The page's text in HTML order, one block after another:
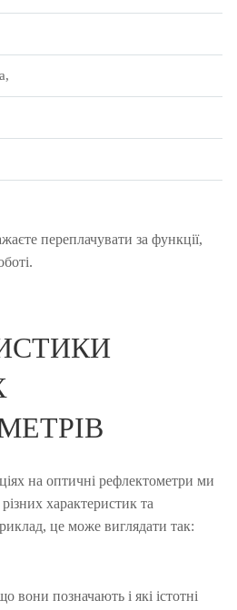
переплачувати за функції,
на оптичні рефлектометри ми
характеристик та
це може виглядати так:
вони позначають і які істотні